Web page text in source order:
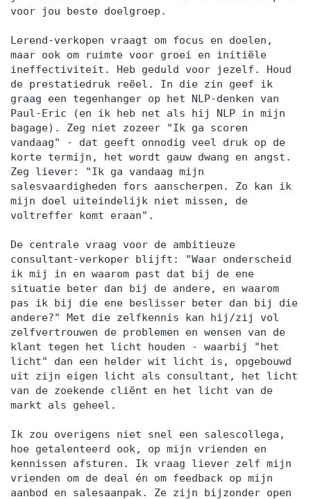
voor jou beste doelgroep.
Lerend-verkopen vraagt om focus en doelen,
maar ook om ruimte voor groei en initiële
ineffectiviteit. Heb geduld voor jezelf. Houd
de prestatiedruk reëel. In die zin geef ik
graag een tegenhanger op het NLP-denken van
Paul-Eric (en ik heb net als hij NLP in mijn
bagage). Zeg niet zozeer "Ik ga scoren
vandaag" - dat geeft onnodig veel druk op de
korte termijn, het wordt gauw dwang en angst.
Zeg liever: "Ik ga vandaag mijn
salesvaardigheden fors aanscherpen. Zo kan ik
mijn doel uiteindelijk niet missen, de
voltreffer komt eraan".
De centrale vraag voor de ambitieuze
consultant-verkoper blijft: "Waar onderscheid
ik mij in en waarom past dat bij de ene
situatie beter dan bij de andere, en waarom
pas ik bij die ene beslisser beter dan bij die
andere?" Met die zelfkennis kan hij/zij vol
zelfvertrouwen de problemen en wensen van de
klant tegen het licht houden - waarbij "het
licht" dan een helder wit licht is, opgebouwd
uit zijn eigen licht als consultant, het licht
van de zoekende cliënt en het licht van de
markt als geheel.
Ik zou overigens niet snel een salescollega,
hoe getalenteerd ook, op mijn vrienden en
kennissen afsturen. Ik vraag liever zelf mijn
vrienden om de deal én om feedback op mijn
aanbod en salesaanpak. Ze zijn bijzonder open